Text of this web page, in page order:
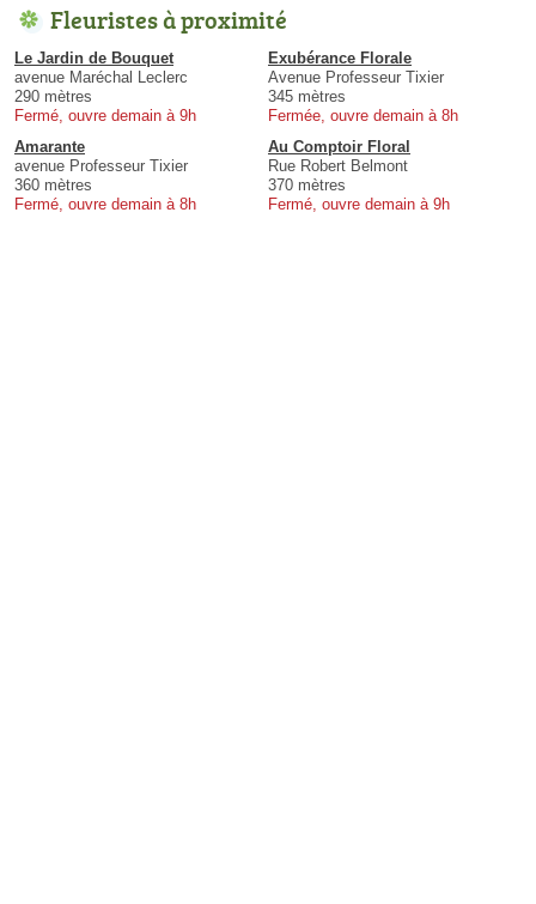
Fleuristes à proximité
Le Jardin de Bouquet
avenue Maréchal Leclerc
290 mètres
Fermé, ouvre demain à 9h
Exubérance Florale
Avenue Professeur Tixier
345 mètres
Fermée, ouvre demain à 8h
Amarante
avenue Professeur Tixier
360 mètres
Fermé, ouvre demain à 8h
Au Comptoir Floral
Rue Robert Belmont
370 mètres
Fermé, ouvre demain à 9h